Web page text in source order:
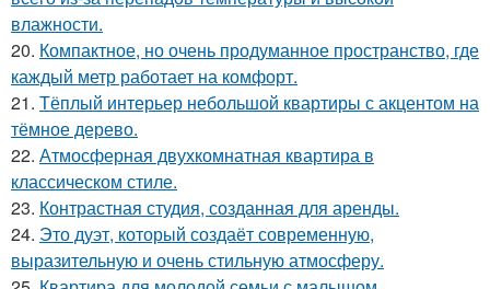
влажности.
20. Компактное, но очень продуманное пространство, где
каждый метр работает на комфорт.
21. Тёплый интерьер небольшой квартиры с акцентом на
тёмное дерево.
22. Атмосферная двухкомнатная квартира в
классическом стиле.
23. Контрастная студия, созданная для аренды.
24. Это дуэт, который создаёт современную,
выразительную и очень стильную атмосферу.